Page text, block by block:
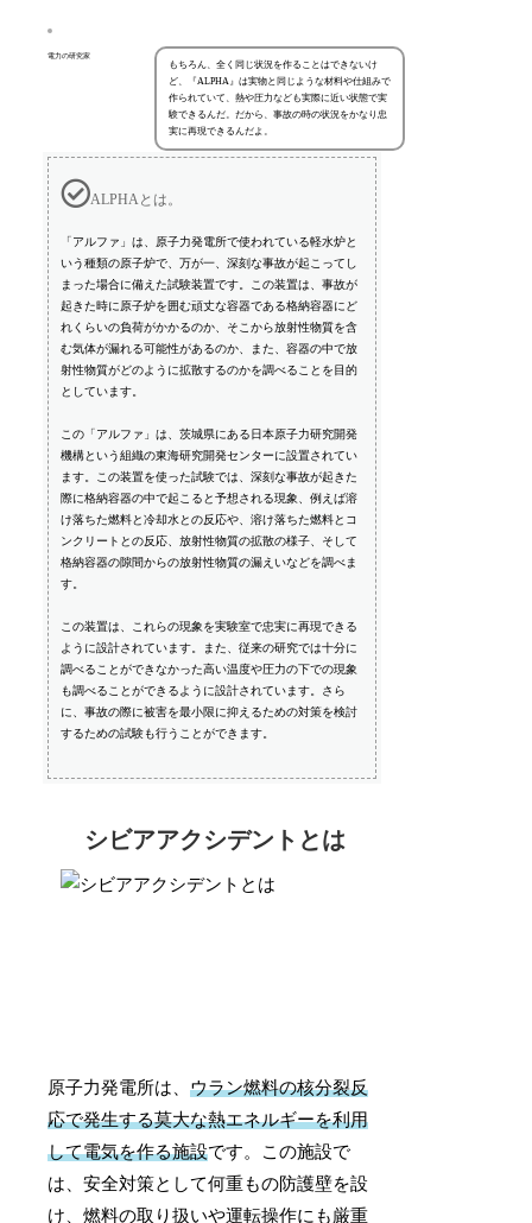
電力の研究家
もちろん、全く同じ状況を作ることはできないけ
ど、『ALPHA』は実物と同じような材料や仕組みで
作られていて、熱や圧力なども実際に近い状態で実
験できるんだ。だから、事故の時の状況をかなり忠
実に再現できるんだよ。
ALPHAとは。
「アルファ」は、原子力発電所で使われている軽水炉と
いう種類の原子炉で、万が一、深刻な事故が起こってし
まった場合に備えた試験装置です。この装置は、事故が
起きた時に原子炉を囲む頑丈な容器である格納容器にど
れくらいの負荷がかかるのか、そこから放射性物質を含
む気体が漏れる可能性があるのか、また、容器の中で放
射性物質がどのように拡散するのかを調べることを目的
としています。
この「アルファ」は、茨城県にある日本原子力研究開発
機構という組織の東海研究開発センターに設置されてい
ます。この装置を使った試験では、深刻な事故が起きた
際に格納容器の中で起こると予想される現象、例えば溶
け落ちた燃料と冷却水との反応や、溶け落ちた燃料とコ
ンクリートとの反応、放射性物質の拡散の様子、そして
格納容器の隙間からの放射性物質の漏えいなどを調べま
す。
この装置は、これらの現象を実験室で忠実に再現できる
ように設計されています。また、従来の研究では十分に
調べることができなかった高い温度や圧力の下での現象
も調べることができるように設計されています。さら
に、事故の際に被害を最小限に抑えるための対策を検討
するための試験も行うことができます。
シビアアクシデントとは
原子力発電所は、ウラン燃料の核分裂反
応で発生する莫大な熱エネルギーを利用
して電気を作る施設です。この施設で
は、安全対策として何重もの防護壁を設
け、燃料の取り扱いや運転操作にも厳重